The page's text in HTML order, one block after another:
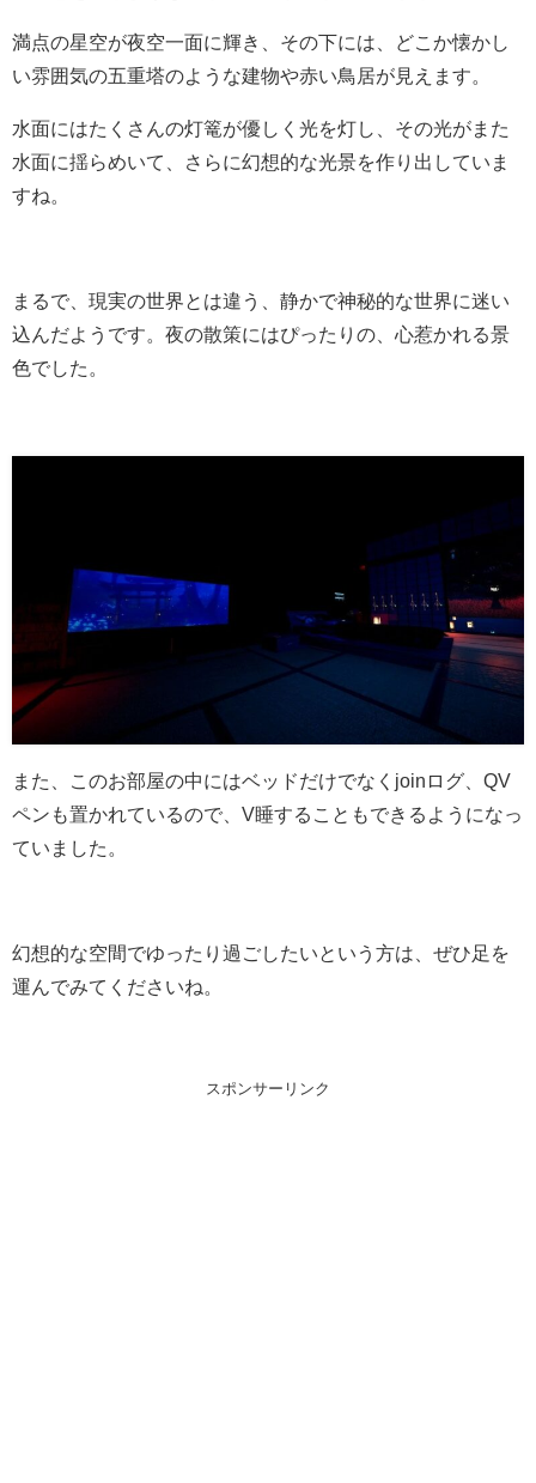
満点の星空が夜空一面に輝き、その下には、どこか懐かし
い雰囲気の五重塔のような建物や赤い鳥居が見えます。
水面にはたくさんの灯篭が優しく光を灯し、その光がまた
水面に揺らめいて、さらに幻想的な光景を作り出していま
すね。
まるで、現実の世界とは違う、静かで神秘的な世界に迷い
込んだようです。夜の散策にはぴったりの、心惹かれる景
色でした。
また、このお部屋の中にはベッドだけでなくjoinログ、QV
ペンも置かれているので、V睡することもできるようになっ
ていました。
幻想的な空間でゆったり過ごしたいという方は、ぜひ足を
運んでみてくださいね。
スポンサーリンク